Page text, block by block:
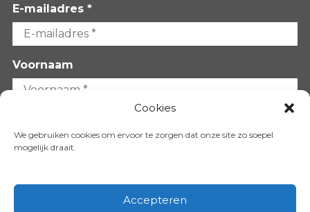
Cookies
We gebruiken cookies om ervoor te zorgen dat onze site zo soepel
mogelijk draait.
Accepteren
E-mailadres *
Voornaam